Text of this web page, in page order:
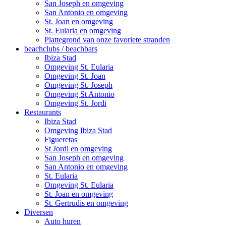
San Joseph en omgeving
San Antonio en omgeving
St. Joan en omgeving
St. Eularia en omgeving
Plattegrond van onze favoriete stranden
beachclubs / beachbars
Ibiza Stad
Omgeving St. Eularia
Omgeving St. Joan
Omgeving St. Joseph
Omgeving St Antonio
Omgeving St. Jordi
Restaurants
Ibiza Stad
Omgeving Ibiza Stad
Figueretas
St Jordi en omgeving
San Joseph en omgeving
San Antonio en omgeving
St. Eularia
Omgeving St. Eularia
St. Joan en omgeving
St. Gertrudis en omgeving
Diversen
Auto huren